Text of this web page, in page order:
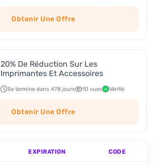
Obtenir Une Offre
20% De Réduction Sur Les
Imprimantes Et Accessoires
Se termine dans 478 jours 10 vues Vérifié
Obtenir Une Offre
EXPIRATION CODE